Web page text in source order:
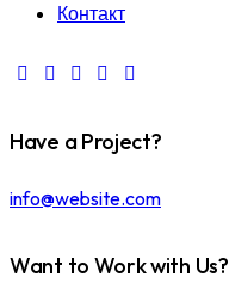
Контакт
Have a Project?
info@website.com
Want to Work with Us?